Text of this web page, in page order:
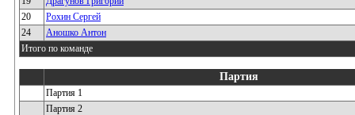
20
Рохин Сергей
24
Аношко Антон
Итого по команде
Партия
Партия 1
Партия 2